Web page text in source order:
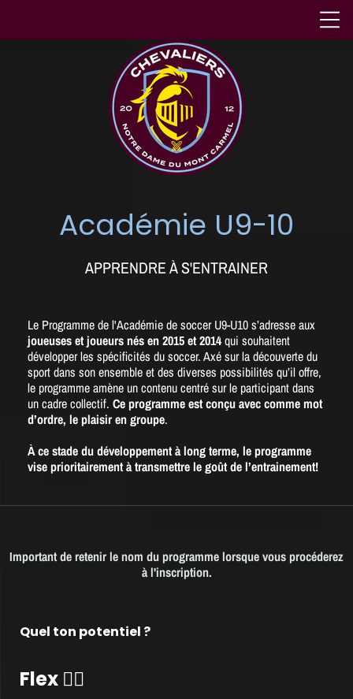
Académie U9-10
APPRENDRE À S'ENTRAINER
Le Programme de l'Académie de soccer U9-U10 s’adresse aux
joueuses et joueurs nés en 2015 et 2014qui souhaitent
développer les spécificités du soccer. Axé sur la découverte du
sport dans son ensemble et des diverses possibilités qu’il offre,
le programme amène un contenu centré sur le participant dans
un cadre collectif. Ce programme est conçu avec comme mot
d’ordre, le plaisir en groupe.
À ce stade du développement à long terme, le programme
vise prioritairement à transmettre le goût de l’entrainement!
Important de retenir le nom du programme lorsque vous procéderez
à l'inscription.
Quel ton potentiel ?
Flex 🏃‍♂️